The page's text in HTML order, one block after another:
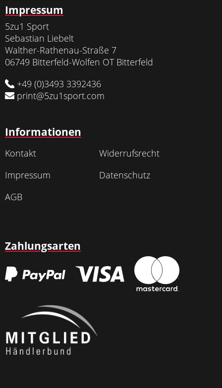
Impressum
5zu1 Sport
Sebastian Liebelt
Walther-Rathenau-Straße 7
06749 Bitterfeld-Wolfen OT Bitterfeld
+49 (0)3493 3392436
print@5zu1sport.com
Informationen
Kontakt
Widerrufsrecht
Impressum
Datenschutz
AGB
Zahlungsarten